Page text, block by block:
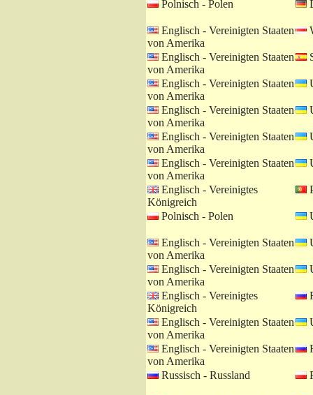
Polnisch - Polen
Englisch - Vereinigten Staaten
von Amerika
Englisch - Vereinigten Staaten
von Amerika
Englisch - Vereinigten Staaten
von Amerika
Englisch - Vereinigten Staaten
von Amerika
Englisch - Vereinigten Staaten
von Amerika
Englisch - Vereinigten Staaten
von Amerika
Englisch - Vereinigtes
Königreich
Polnisch - Polen
Englisch - Vereinigten Staaten
von Amerika
Englisch - Vereinigten Staaten
von Amerika
Englisch - Vereinigtes
Königreich
Englisch - Vereinigten Staaten
von Amerika
Englisch - Vereinigten Staaten
von Amerika
Russisch - Russland